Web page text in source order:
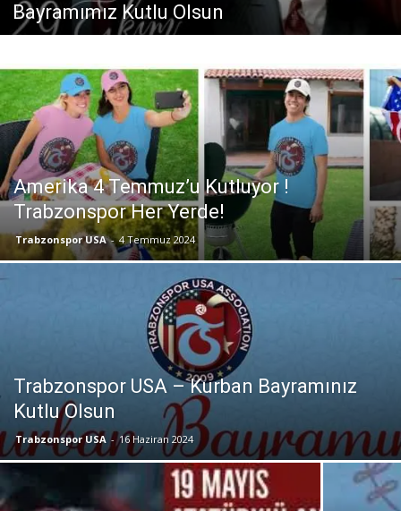
Bayramımız Kutlu Olsun
Amerika 4 Temmuz’u Kutluyor !
Trabzonspor Her Yerde!
Trabzonspor USA - 4 Temmuz 2024
Trabzonspor USA – Kurban Bayramınız
Kutlu Olsun
Trabzonspor USA - 16 Haziran 2024